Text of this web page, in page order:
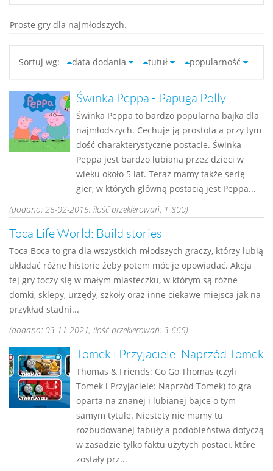
Proste gry dla najmłodszych.
Sortuj wg: data dodania tutuł popularność
Świnka Peppa - Papuga Polly
Świnka Peppa to bardzo popularna bajka dla
najmłodszych. Cechuje ją prostota a przy tym
dość charakterystyczne postacie. Świnka
Peppa jest bardzo lubiana przez dzieci w
wieku około 5 lat. Teraz mamy także serię
gier, w których główną postacią jest Peppa...
(dodano: 26-02-2015, ilość przekierowań: 1 800)
Toca Life World: Build stories
Toca Boca to gra dla wszystkich młodszych graczy, którzy lubią
układać różne historie żeby potem móc je opowiadać. Akcja
tej gry toczy się w małym miasteczku, w którym są różne
domki, sklepy, urzędy, szkoły oraz inne ciekawe miejsca jak na
przykład stadni...
(dodano: 03-11-2021, ilość przekierowań: 3 665)
Tomek i Przyjaciele: Naprzód Tomek
Thomas & Friends: Go Go Thomas (czyli
Tomek i Przyjaciele: Naprzód Tomek) to gra
oparta na znanej i lubianej bajce o tym
samym tytule. Niestety nie mamy tu
rozbudowanej fabuły a podobieństwa dotyczą
w zasadzie tylko faktu użytych postaci, które
zostały prz...